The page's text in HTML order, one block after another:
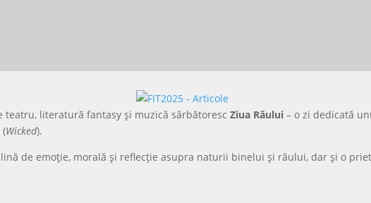
teatru, literatură fantasy și muzică sărbătorescZiua Răului – o zi dedicată
(Wicked).
de emoție, morală și reflecție asupra naturii binelui și răului, dar și o